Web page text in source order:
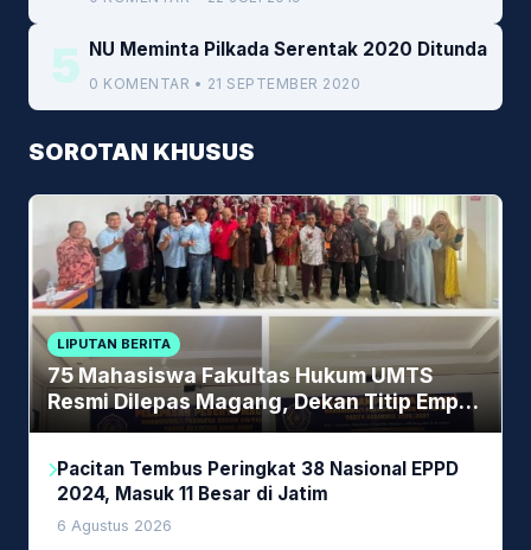
5 NU Meminta Pilkada Serentak 2020 Ditunda
0 KOMENTAR • 21 SEPTEMBER 2020
SOROTAN KHUSUS
LIPUTAN BERITA
75 Mahasiswa Fakultas Hukum UMTS
Resmi Dilepas Magang, Dekan Titip Empat
Pesan Penting
Pacitan Tembus Peringkat 38 Nasional EPPD
2024, Masuk 11 Besar di Jatim
6 Agustus 2026